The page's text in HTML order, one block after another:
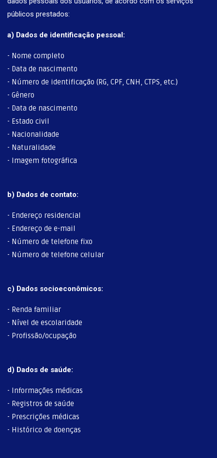
públicos prestados:
a) Dados de identificação pessoal:
- Nome completo
- Data de nascimento
- Número de identificação (RG, CPF, CNH, CTPS, etc.)
- Gênero
- Data de nascimento
- Estado civil
- Nacionalidade
- Naturalidade
- Imagem fotográfica
b) Dados de contato:
- Endereço residencial
- Endereço de e-mail
- Número de telefone fixo
- Número de telefone celular
c) Dados socioeconômicos:
- Renda familiar
- Nível de escolaridade
- Profissão/ocupação
d) Dados de saúde:
- Informações médicas
- Registros de saúde
- Prescrições médicas
- Histórico de doenças